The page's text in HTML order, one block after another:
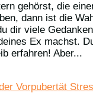
gehörst, die
dann ist die
dir viele
Ex machst.
erfahren! Aber...